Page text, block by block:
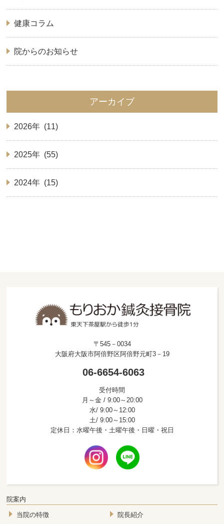
健康コラム
院からのお知らせ
アーカイブ
2026年 (11)
2025年 (55)
2024年 (15)
〒545－0034
大阪府大阪市阿倍野区阿倍野元町3－19
06-6654-6063
受付時間
月～金 / 9:00～20:00
水/ 9:00～12:00
土/ 9:00～15:00
定休日：水曜午後・土曜午後・日曜・祝日
院案内
当院の特徴 院長紹介